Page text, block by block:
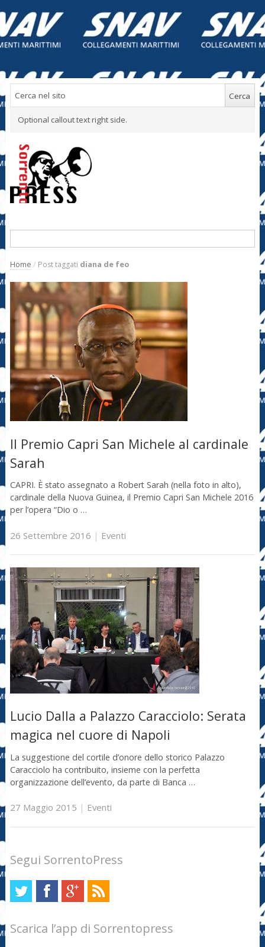
Optional callout text right side.
Home / Post taggati diana de feo
Il Premio Capri San Michele al cardinale
Sarah
CAPRI. È stato assegnato a Robert Sarah (nella foto in alto),
cardinale della Nuova Guinea, il Premio Capri San Michele 2016
per l’opera “Dio o …
26 Settembre 2016 | Eventi
Lucio Dalla a Palazzo Caracciolo: Serata
magica nel cuore di Napoli
La suggestione del cortile d’onore dello storico Palazzo
Caracciolo ha contribuito, insieme con la perfetta
organizzazione dell’evento, da parte di Banca …
27 Maggio 2015 | Eventi
Segui SorrentoPress
Scarica l’app di Sorrentopress